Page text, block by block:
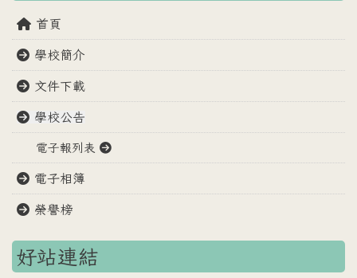
首頁
學校簡介
文件下載
學校公告
電子報列表
電子相簿
榮譽榜
好站連結